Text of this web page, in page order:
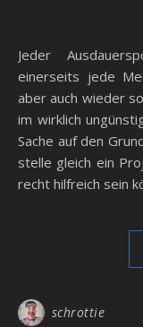
Jeder Ausdauersportler kennt das Problem, dass
einerseits jede
aber auch wieder
im wirklich
Sache auf den
stelle gleich ein
recht hilfreich sein
schrottie